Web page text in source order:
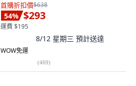
首購折扣價$638
54% $293
運費 $195
8/12 星期三 預計送達
WOW免運
(469)